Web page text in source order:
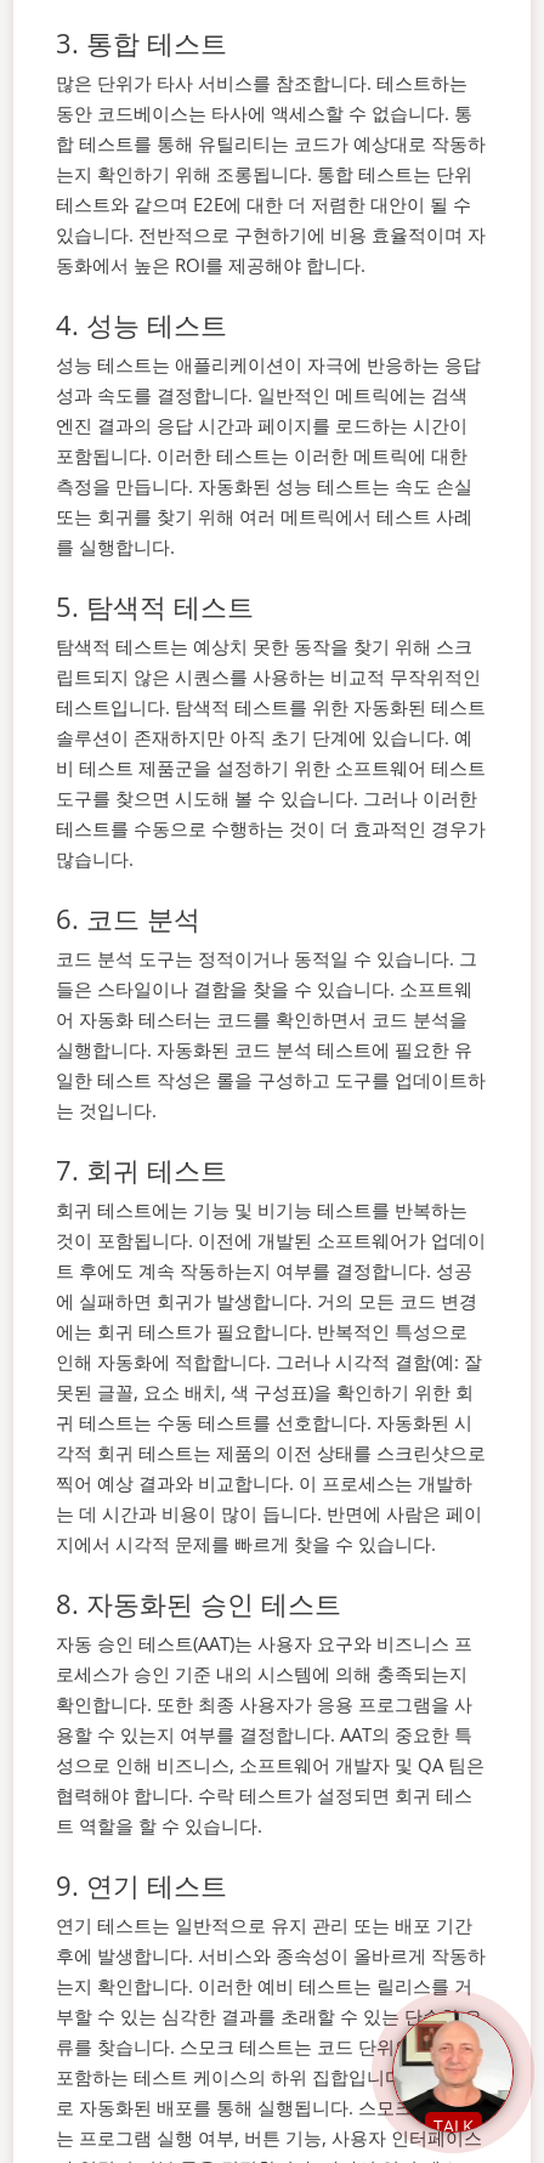
3. 통합 테스트
많은 단위가 타사 서비스를 참조합니다. 테스트하는
동안 코드베이스는 타사에 액세스할 수 없습니다. 통
합 테스트를 통해 유틸리티는 코드가 예상대로 작동하
는지 확인하기 위해 조롱됩니다. 통합 테스트는 단위
테스트와 같으며 E2E에 대한 더 저렴한 대안이 될 수
있습니다. 전반적으로 구현하기에 비용 효율적이며 자
동화에서 높은 ROI를 제공해야 합니다.
4. 성능 테스트
성능 테스트는 애플리케이션이 자극에 반응하는 응답
성과 속도를 결정합니다. 일반적인 메트릭에는 검색
엔진 결과의 응답 시간과 페이지를 로드하는 시간이
포함됩니다. 이러한 테스트는 이러한 메트릭에 대한
측정을 만듭니다. 자동화된 성능 테스트는 속도 손실
또는 회귀를 찾기 위해 여러 메트릭에서 테스트 사례
를 실행합니다.
5. 탐색적 테스트
탐색적 테스트는 예상치 못한 동작을 찾기 위해 스크
립트되지 않은 시퀀스를 사용하는 비교적 무작위적인
테스트입니다. 탐색적 테스트를 위한 자동화된 테스트
솔루션이 존재하지만 아직 초기 단계에 있습니다. 예
비 테스트 제품군을 설정하기 위한 소프트웨어 테스트
도구를 찾으면 시도해 볼 수 있습니다. 그러나 이러한
테스트를 수동으로 수행하는 것이 더 효과적인 경우가
많습니다.
6. 코드 분석
코드 분석 도구는 정적이거나 동적일 수 있습니다. 그
들은 스타일이나 결함을 찾을 수 있습니다. 소프트웨
어 자동화 테스터는 코드를 확인하면서 코드 분석을
실행합니다. 자동화된 코드 분석 테스트에 필요한 유
일한 테스트 작성은 롤을 구성하고 도구를 업데이트하
는 것입니다.
7. 회귀 테스트
회귀 테스트에는 기능 및 비기능 테스트를 반복하는
것이 포함됩니다. 이전에 개발된 소프트웨어가 업데이
트 후에도 계속 작동하는지 여부를 결정합니다. 성공
에 실패하면 회귀가 발생합니다. 거의 모든 코드 변경
에는 회귀 테스트가 필요합니다. 반복적인 특성으로
인해 자동화에 적합합니다. 그러나 시각적 결함(예: 잘
못된 글꼴, 요소 배치, 색 구성표)을 확인하기 위한 회
귀 테스트는 수동 테스트를 선호합니다. 자동화된 시
각적 회귀 테스트는 제품의 이전 상태를 스크린샷으로
찍어 예상 결과와 비교합니다. 이 프로세스는 개발하
는 데 시간과 비용이 많이 듭니다. 반면에 사람은 페이
지에서 시각적 문제를 빠르게 찾을 수 있습니다.
8. 자동화된 승인 테스트
자동 승인 테스트(AAT)는 사용자 요구와 비즈니스 프
로세스가 승인 기준 내의 시스템에 의해 충족되는지
확인합니다. 또한 최종 사용자가 응용 프로그램을 사
용할 수 있는지 여부를 결정합니다.AAT의 중요한 특
성으로 인해 비즈니스, 소프트웨어 개발자 및 QA 팀은
협력해야 합니다. 수락 테스트가 설정되면 회귀 테스
트 역할을 할 수 있습니다.
9. 연기 테스트
연기 테스트는 일반적으로 유지 관리 또는 배포 기간
후에 발생합니다. 서비스와 종속성이 올바르게 작동하
는지 확인합니다. 이러한 예비 테스트는 릴리스를 거
부할 수 있는 심각한 결과를 초래할 수 있는 단순한 오
류를 찾습니다. 스모크 테스트는 코드 단위의 기능을
포함하는 테스트 케이스의 하위 집합입니다. 일반적으
로 자동화된 배포를 통해 실행됩니다. 스모크 테스트
는 프로그램 실행 여부, 버튼 기능, 사용자 인터페이스
TALK